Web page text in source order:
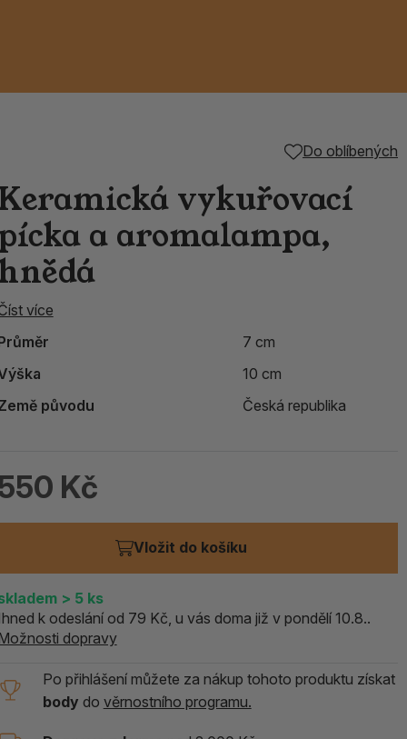
ALOE PRAVÁ (Aloe vera)
119 Kč
Orientální kovové
lucerny
Do oblíbených
vykuřovací
a aromalampa,
více
7 cm
10 cm
původu
Česká republika
Kč
Vložit do košíku
> 5 ks
k odeslání od 79 Kč, u vás doma již v pondělí 10.8..
dopravy
Po přihlášení můžete za nákup tohoto produktu získat
body do věrnostního programu.